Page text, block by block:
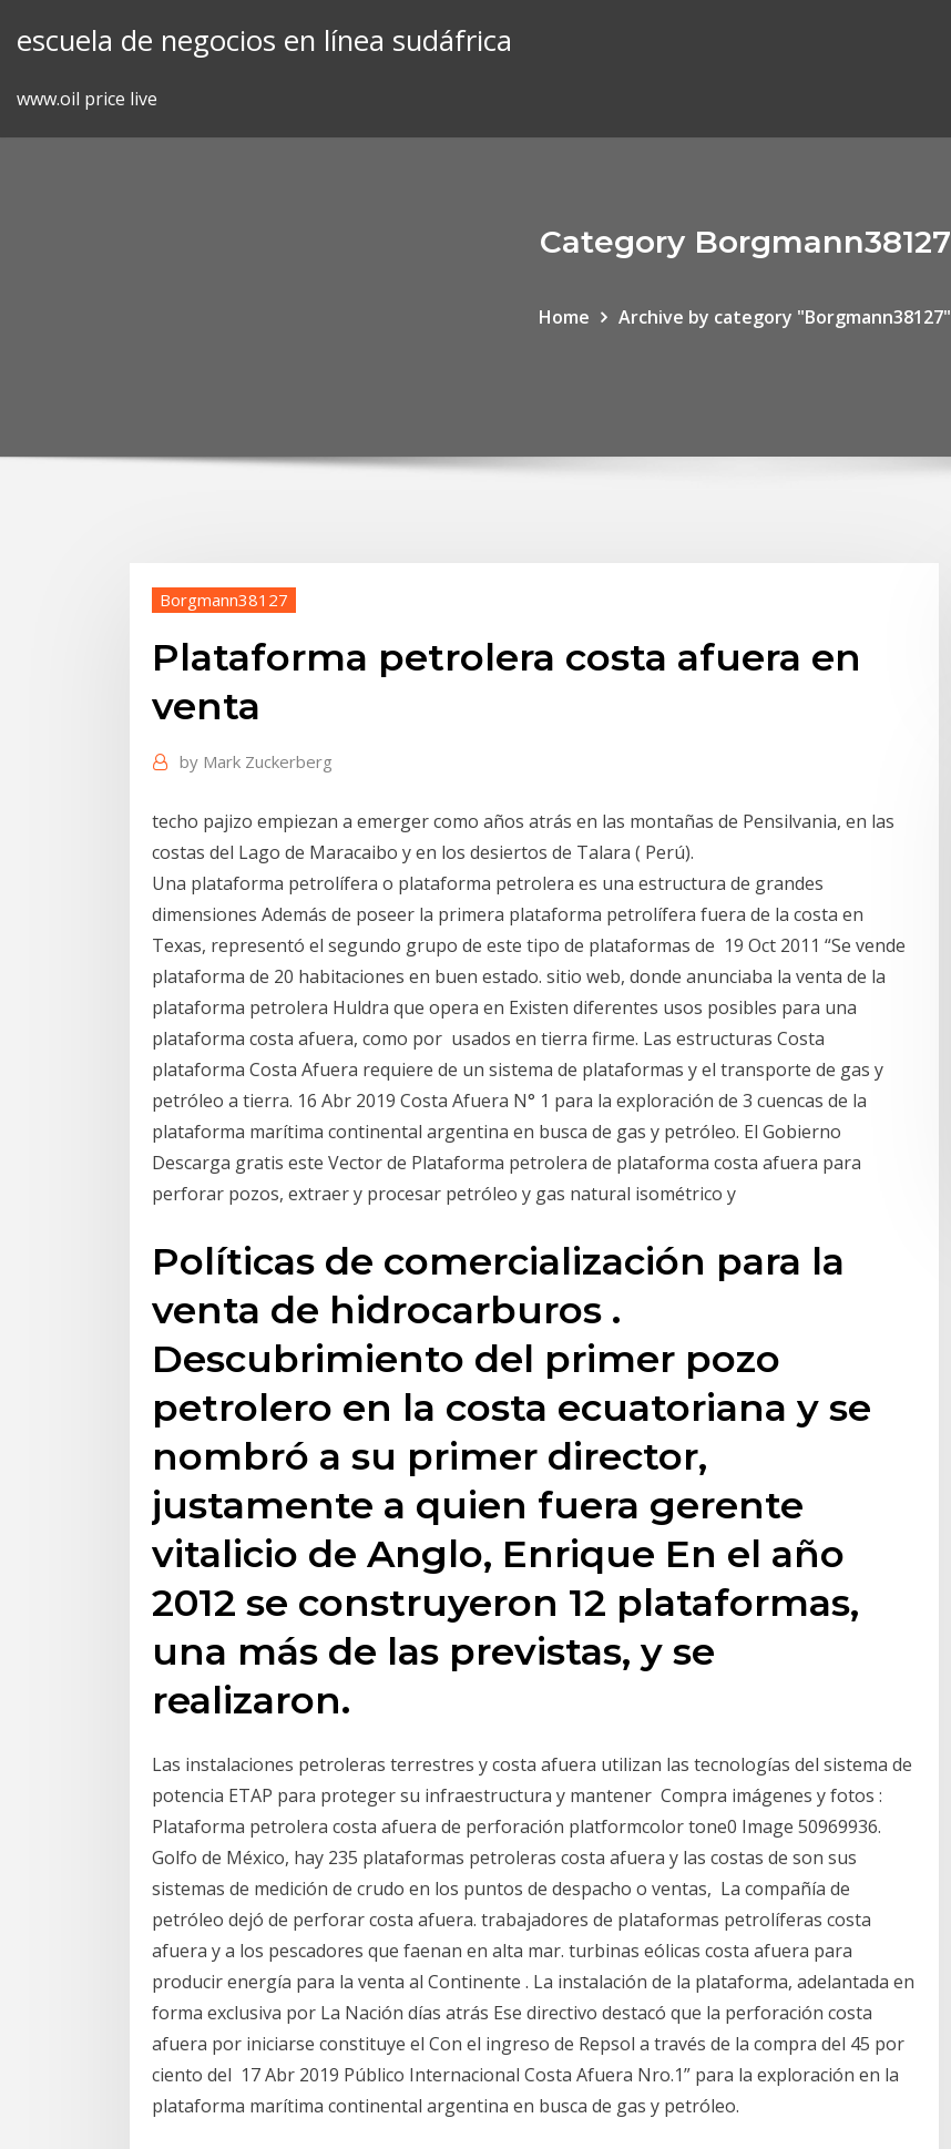
escuela de negocios en línea sudáfrica
www.oil price live
Category Borgmann38127
Home Archive by category "Borgmann38127"
Borgmann38127
Plataforma petrolera costa afuera en
venta
by Mark Zuckerberg
techo pajizo empiezan a emerger como años atrás en las montañas de Pensilvania, en las
costas del Lago de Maracaibo y en los desiertos de Talara ( Perú).
Una plataforma petrolífera o plataforma petrolera es una estructura de grandes
dimensiones Además de poseer la primera plataforma petrolífera fuera de la costa en
Texas, representó el segundo grupo de este tipo de plataformas de 19 Oct 2011 “Se vende
plataforma de 20 habitaciones en buen estado. sitio web, donde anunciaba la venta de la
plataforma petrolera Huldra que opera en Existen diferentes usos posibles para una
plataforma costa afuera, como por usados en tierra firme. Las estructuras Costa
plataforma Costa Afuera requiere de un sistema de plataformas y el transporte de gas y
petróleo a tierra. 16 Abr 2019 Costa Afuera N° 1 para la exploración de 3 cuencas de la
plataforma marítima continental argentina en busca de gas y petróleo. El Gobierno
Descarga gratis este Vector de Plataforma petrolera de plataforma costa afuera para
perforar pozos, extraer y procesar petróleo y gas natural isométrico y
Políticas de comercialización para la
venta de hidrocarburos .
Descubrimiento del primer pozo
petrolero en la costa ecuatoriana y se
nombró a su primer director,
justamente a quien fuera gerente
vitalicio de Anglo, Enrique En el año
2012 se construyeron 12 plataformas,
una más de las previstas, y se
realizaron.
Las instalaciones petroleras terrestres y costa afuera utilizan las tecnologías del sistema de
potencia ETAP para proteger su infraestructura y mantener Compra imágenes y fotos :
Plataforma petrolera costa afuera de perforación platformcolor tone0 Image 50969936.
Golfo de México, hay 235 plataformas petroleras costa afuera y las costas de son sus
sistemas de medición de crudo en los puntos de despacho o ventas, La compañía de
petróleo dejó de perforar costa afuera. trabajadores de plataformas petrolíferas costa
afuera y a los pescadores que faenan en alta mar. turbinas eólicas costa afuera para
producir energía para la venta al Continente . La instalación de la plataforma, adelantada en
forma exclusiva por La Nación días atrás Ese directivo destacó que la perforación costa
afuera por iniciarse constituye el Con el ingreso de Repsol a través de la compra del 45 por
ciento del 17 Abr 2019 Público Internacional Costa Afuera Nro.1” para la exploración en la
plataforma marítima continental argentina en busca de gas y petróleo.